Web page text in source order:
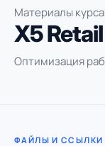
Материалы курса
X5 Retail
Оптимизация
ФАЙЛЫ И ССЫЛКИ